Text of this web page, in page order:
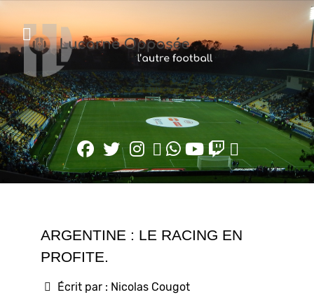
ARGENTINE : LE RACING EN
PROFITE.
Écrit par : Nicolas Cougot